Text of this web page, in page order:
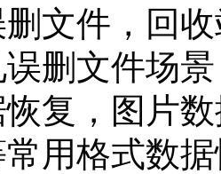
删文件，回
删文件场
复，图片
用格式数